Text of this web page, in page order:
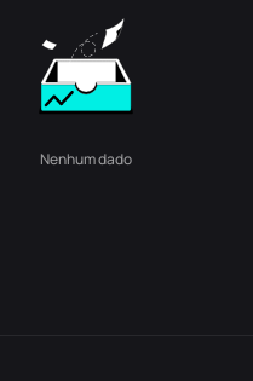
Nenhum dado